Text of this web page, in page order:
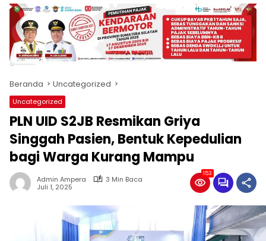
produk
antara
lain
mampu
menjadi
komunikasi
usaha
(beriklan),
fokus
pada
pemberitaan
nasional
maupun
international,
Beranda Uncategorized
Uncategorized
PLN UID S2JB Resmikan Griya
Singgah Pasien, Bentuk Kepedulian
bagi Warga Kurang Mampu
Admin Ampera
3 Min Baca
Juli 1, 2025
153